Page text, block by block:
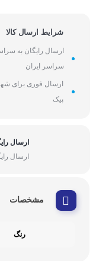
شرایط ارسال کالا
سراسر ایران
پیک
ارسال
ارسال
مشخصات
رنگ